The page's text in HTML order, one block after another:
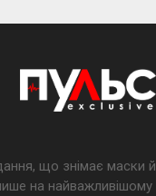
що знімає маски
на найважливішому